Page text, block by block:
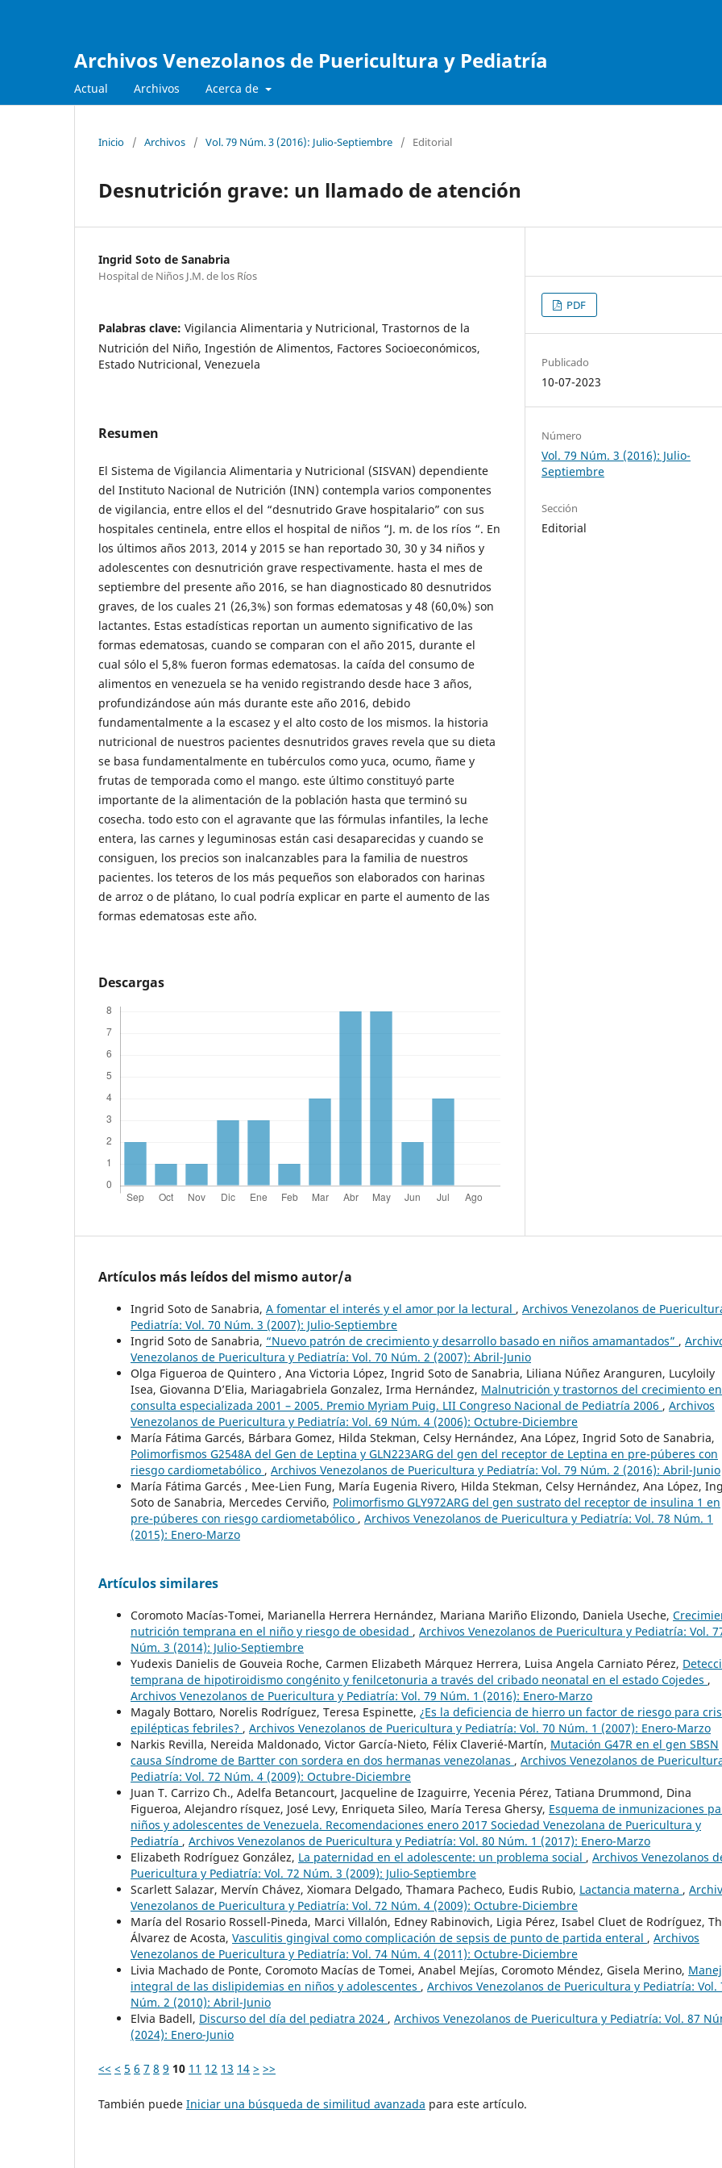
Archivos Venezolanos de Puericultura y Pediatría
Actual Archivos Acerca de
Inicio / Archivos / Vol. 79 Núm. 3 (2016): Julio-Septiembre / Editorial
Desnutrición grave: un llamado de atención
Ingrid Soto de Sanabria
Hospital de Niños J.M. de los Ríos
Palabras clave: Vigilancia Alimentaria y Nutricional, Trastornos de la
Nutrición del Niño, Ingestión de Alimentos, Factores Socioeconómicos,
Estado Nutricional, Venezuela
Resumen
El Sistema de Vigilancia Alimentaria y Nutricional (SISVAN) dependiente
del Instituto Nacional de Nutrición (INN) contempla varios componentes
de vigilancia, entre ellos el del “desnutrido Grave hospitalario” con sus
hospitales centinela, entre ellos el hospital de niños “J. m. de los ríos “. En
los últimos años 2013, 2014 y 2015 se han reportado 30, 30 y 34 niños y
adolescentes con desnutrición grave respectivamente. hasta el mes de
septiembre del presente año 2016, se han diagnosticado 80 desnutridos
graves, de los cuales 21 (26,3%) son formas edematosas y 48 (60,0%) son
lactantes. Estas estadísticas reportan un aumento significativo de las
formas edematosas, cuando se comparan con el año 2015, durante el
cual sólo el 5,8% fueron formas edematosas. la caída del consumo de
alimentos en venezuela se ha venido registrando desde hace 3 años,
profundizándose aún más durante este año 2016, debido
fundamentalmente a la escasez y el alto costo de los mismos. la historia
nutricional de nuestros pacientes desnutridos graves revela que su dieta
se basa fundamentalmente en tubérculos como yuca, ocumo, ñame y
frutas de temporada como el mango. este último constituyó parte
importante de la alimentación de la población hasta que terminó su
cosecha. todo esto con el agravante que las fórmulas infantiles, la leche
entera, las carnes y leguminosas están casi desaparecidas y cuando se
consiguen, los precios son inalcanzables para la familia de nuestros
pacientes. los teteros de los más pequeños son elaborados con harinas
de arroz o de plátano, lo cual podría explicar en parte el aumento de las
formas edematosas este año.
Descargas
PDF
Publicado
10-07-2023
Número
Vol. 79 Núm. 3 (2016): Julio-
Septiembre
Sección
Editorial
Artículos más leídos del mismo autor/a
Ingrid Soto de Sanabria, A fomentar el interés y el amor por la lectural , Archivos Venezolanos de
Pediatría: Vol. 70 Núm. 3 (2007): Julio-Septiembre
Ingrid Soto de Sanabria, “Nuevo patrón de crecimiento y desarrollo basado en niños amamantados” ,
Venezolanos de Puericultura y Pediatría: Vol. 70 Núm. 2 (2007): Abril-Junio
Olga Figueroa de Quintero , Ana Victoria López, Ingrid Soto de Sanabria, Liliana Núñez Aranguren, Lucyloily
Isea, Giovanna D’Elia, Mariagabriela Gonzalez, Irma Hernández, Malnutrición y trastornos del crecimiento en
consulta especializada 2001 – 2005. Premio Myriam Puig. LII Congreso Nacional de Pediatría 2006 , Archivos
Venezolanos de Puericultura y Pediatría: Vol. 69 Núm. 4 (2006): Octubre-Diciembre
María Fátima Garcés, Bárbara Gomez, Hilda Stekman, Celsy Hernández, Ana López, Ingrid Soto de Sanabria,
Polimorfismos G2548A del Gen de Leptina y GLN223ARG del gen del receptor de Leptina en pre-púberes con
riesgo cardiometabólico , Archivos Venezolanos de Puericultura y Pediatría: Vol. 79 Núm. 2 (2016): Abril-Junio
María Fátima Garcés , Mee-Lien Fung, María Eugenia Rivero, Hilda Stekman, Celsy Hernández, Ana López,
Soto de Sanabria, Mercedes Cerviño, Polimorfismo GLY972ARG del gen sustrato del receptor de insulina 1 en
pre-púberes con riesgo cardiometabólico , Archivos Venezolanos de Puericultura y Pediatría: Vol. 78 Núm. 1
(2015): Enero-Marzo
Artículos similares
Coromoto Macías-Tomei, Marianella Herrera Hernández, Mariana Mariño Elizondo, Daniela Useche,
nutrición temprana en el niño y riesgo de obesidad , Archivos Venezolanos de Puericultura y Pediatría: Vol.
Núm. 3 (2014): Julio-Septiembre
Yudexis Danielis de Gouveia Roche, Carmen Elizabeth Márquez Herrera, Luisa Angela Carniato Pérez,
temprana de hipotiroidismo congénito y fenilcetonuria a través del cribado neonatal en el estado Cojedes ,
Archivos Venezolanos de Puericultura y Pediatría: Vol. 79 Núm. 1 (2016): Enero-Marzo
Magaly Bottaro, Norelis Rodríguez, Teresa Espinette, ¿Es la deficiencia de hierro un factor de riesgo para
epilépticas febriles? , Archivos Venezolanos de Puericultura y Pediatría: Vol. 70 Núm. 1 (2007): Enero-Marzo
Narkis Revilla, Nereida Maldonado, Victor García-Nieto, Félix Claverié-Martín, Mutación G47R en el gen SBSN
causa Síndrome de Bartter con sordera en dos hermanas venezolanas , Archivos Venezolanos de
Pediatría: Vol. 72 Núm. 4 (2009): Octubre-Diciembre
Juan T. Carrizo Ch., Adelfa Betancourt, Jacqueline de Izaguirre, Yecenia Pérez, Tatiana Drummond, Dina
Figueroa, Alejandro rísquez, José Levy, Enriqueta Sileo, María Teresa Ghersy, Esquema de inmunizaciones
niños y adolescentes de Venezuela. Recomendaciones enero 2017 Sociedad Venezolana de Puericultura y
Pediatría , Archivos Venezolanos de Puericultura y Pediatría: Vol. 80 Núm. 1 (2017): Enero-Marzo
Elizabeth Rodríguez González, La paternidad en el adolescente: un problema social , Archivos Venezolanos
Puericultura y Pediatría: Vol. 72 Núm. 3 (2009): Julio-Septiembre
Scarlett Salazar, Mervín Chávez, Xiomara Delgado, Thamara Pacheco, Eudis Rubio, Lactancia materna ,
Venezolanos de Puericultura y Pediatría: Vol. 72 Núm. 4 (2009): Octubre-Diciembre
María del Rosario Rossell-Pineda, Marci Villalón, Edney Rabinovich, Ligia Pérez, Isabel Cluet de Rodríguez,
Álvarez de Acosta, Vasculitis gingival como complicación de sepsis de punto de partida enteral , Archivos
Venezolanos de Puericultura y Pediatría: Vol. 74 Núm. 4 (2011): Octubre-Diciembre
Livia Machado de Ponte, Coromoto Macías de Tomei, Anabel Mejías, Coromoto Méndez, Gisela Merino,
integral de las dislipidemias en niños y adolescentes , Archivos Venezolanos de Puericultura y Pediatría: Vol.
Núm. 2 (2010): Abril-Junio
Elvia Badell, Discurso del día del pediatra 2024 , Archivos Venezolanos de Puericultura y Pediatría: Vol. 87
(2024): Enero-Junio
<< < 5 6 7 8 9 10 11 12 13 14 > >>
También puede Iniciar una búsqueda de similitud avanzada para este artículo.